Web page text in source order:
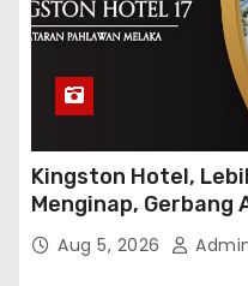
Kingston Hotel,
Menginap, Gerbang
Terbaik di Melaka
Aug 5, 2026